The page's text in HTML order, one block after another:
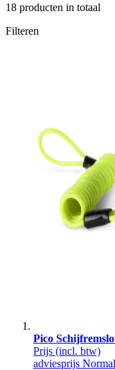
18 producten in totaal
Filteren
Pico
Prijs (incl. btw)
adviesprijs